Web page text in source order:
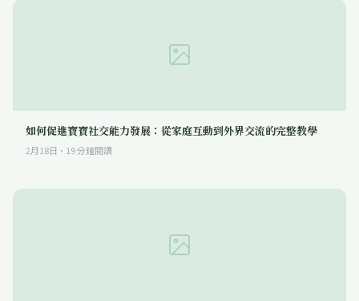
如何促進寶寶社交能力發展：從家庭互動到外界交流的完整教學
2月18日 · 19分鐘閱讀